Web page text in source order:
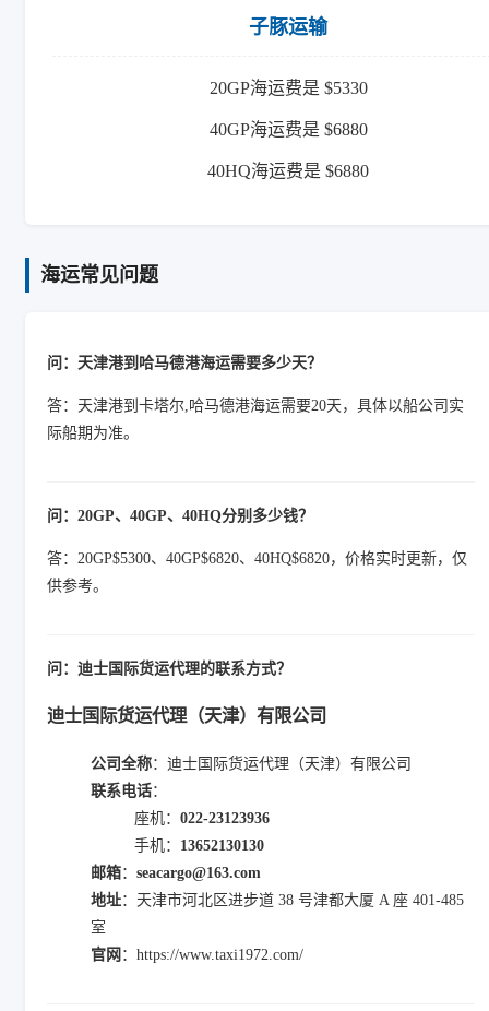
子豚运输
20GP海运费是 $5330
40GP海运费是 $6880
40HQ海运费是 $6880
海运常见问题
问：天津港到哈马德港海运需要多少天？
答：天津港到卡塔尔,哈马德港海运需要20天，具体以船公司实
际船期为准。
问：20GP、40GP、40HQ分别多少钱？
答：20GP$5300、40GP$6820、40HQ$6820，价格实时更新，仅
供参考。
问：迪士国际货运代理的联系方式？
迪士国际货运代理（天津）有限公司
公司全称：迪士国际货运代理（天津）有限公司
联系电话：
座机： 022-23123936
手机： 13652130130
邮箱： seacargo@163.com
地址：天津市河北区进步道 38 号津都大厦 A 座 401-485
室
官网 ：https://www.taxi1972.com/